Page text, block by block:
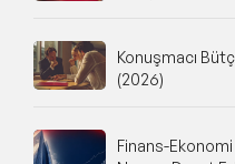
Konuşmacı
(2026)
Finans-Ekonomi